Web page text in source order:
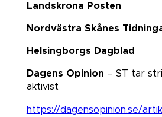
Landskrona Posten
Nordvästra Skånes
Helsingborgs Dagblad
Dagens Opinion – ST tar
aktivist​​​​​​​
https://dagensopinion.se/